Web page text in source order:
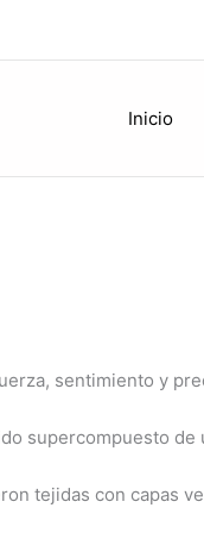
Inicio
sentimiento y
supercompuesto de
tejidas con capas